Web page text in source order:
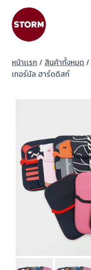
หน้าเเรก / สินค้าทั้งหมด /
เทอร์นัล ฮาร์ดดิสก์